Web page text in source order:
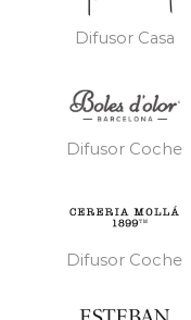
Difusor Casa
Difusor Coche
Difusor Coche